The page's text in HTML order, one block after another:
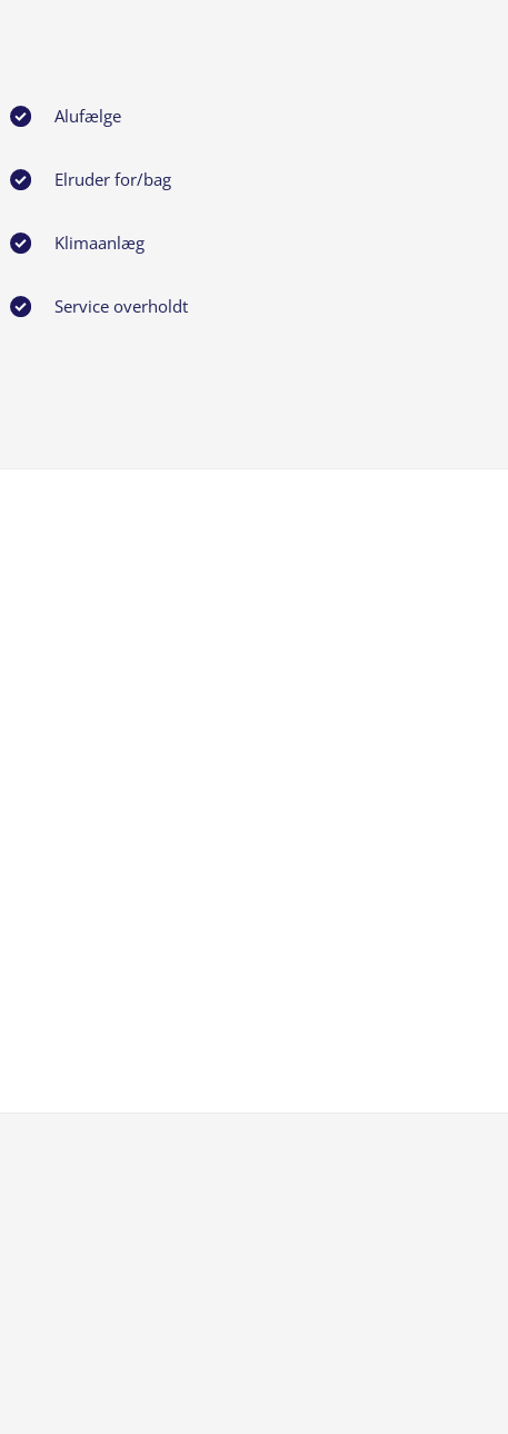
Alufælge
Elruder for/bag
Klimaanlæg
Service overholdt